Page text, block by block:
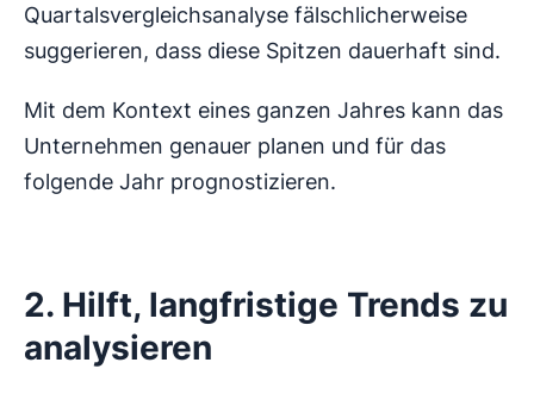
Quartalsvergleichsanalyse fälschlicherweise
suggerieren, dass diese Spitzen dauerhaft sind.
Mit dem Kontext eines ganzen Jahres kann das
Unternehmen genauer planen und für das
folgende Jahr prognostizieren.
2. Hilft, langfristige Trends zu
analysieren